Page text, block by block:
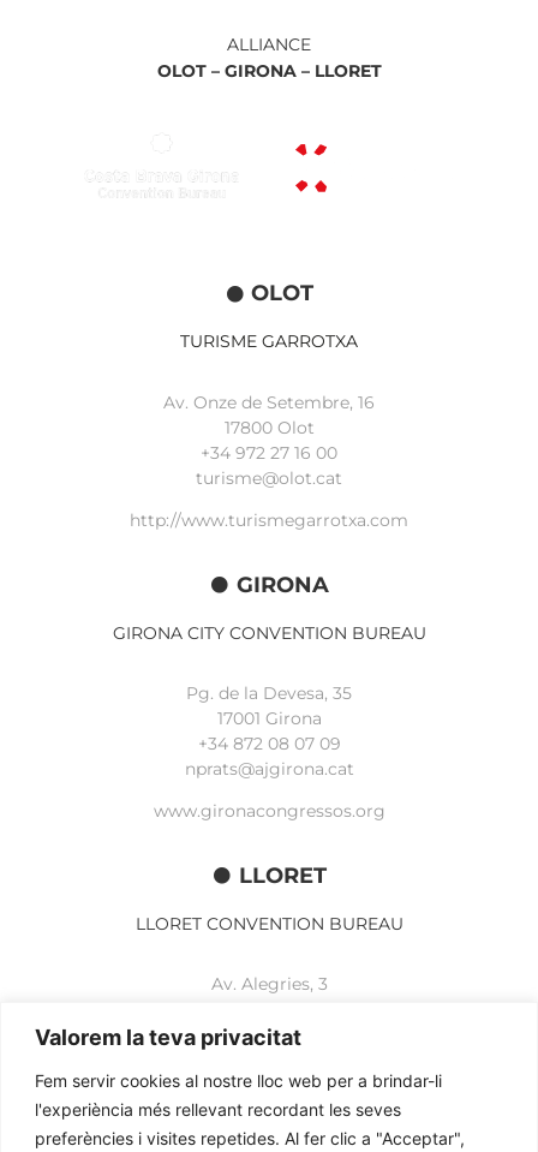
Valorem la teva privacitat
Fem servir cookies al nostre lloc web per a brindar-li
l'experiència més rellevant recordant les seves
preferències i visites repetides. Al fer clic a "Acceptar",
ALLIANCE
OLOT – GIRONA – LLORET
OLOT
TURISME GARROTXA
Av. Onze de Setembre, 16
17800 Olot
+34 972 27 16 00
turisme@olot.cat
http://www.turismegarrotxa.com
GIRONA
GIRONA CITY CONVENTION BUREAU
Pg. de la Devesa, 35
17001 Girona
+34 872 08 07 09
nprats@ajgirona.cat
www.gironacongressos.org
LLORET
LLORET CONVENTION BUREAU
Av. Alegries, 3
+34 972 365 788
www.lloretcb.org